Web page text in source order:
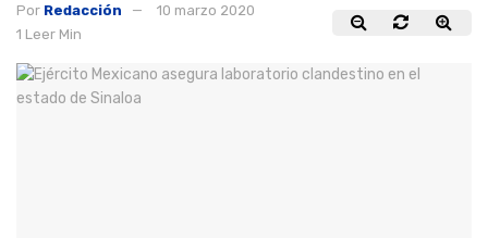
Por Redacción
10 marzo 2020
1 Leer Min